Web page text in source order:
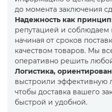
до момента заключения
Надежность как
репутацией и соблюдаем
начиная от сроков
качеством товаров. Мы
оперативно решить
Логистика,
выстроили эффективную
чтобы доставка вашего
быстрой и удобной.